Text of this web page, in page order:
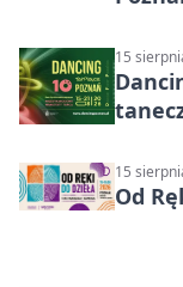
15
15
Od